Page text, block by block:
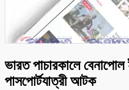
ভারত পাচারকালে বেনাপোল
পাসপোর্টযাত্রী আটক